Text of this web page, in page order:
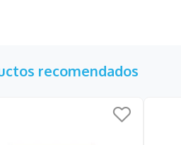
recomendados